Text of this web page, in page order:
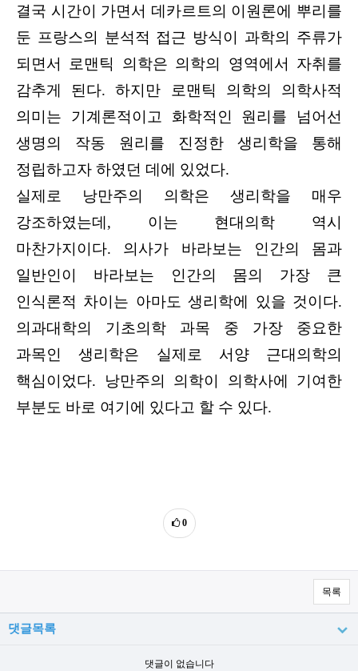
결국 시간이 가면서 데카르트의 이원론에 뿌리를
둔 프랑스의 분석적 접근 방식이 과학의 주류가
되면서 로맨틱 의학은 의학의 영역에서 자취를
감추게 된다. 하지만 로맨틱 의학의 의학사적
의미는 기계론적이고 화학적인 원리를 넘어선
생명의 작동 원리를 진정한 생리학을 통해
정립하고자 하였던 데에 있었다.
실제로 낭만주의 의학은 생리학을 매우
강조하였는데, 이는 현대의학 역시
마찬가지이다. 의사가 바라보는 인간의 몸과
일반인이 바라보는 인간의 몸의 가장 큰
인식론적 차이는 아마도 생리학에 있을 것이다.
의과대학의 기초의학 과목 중 가장 중요한
과목인 생리학은 실제로 서양 근대의학의
핵심이었다. 낭만주의 의학이 의학사에 기여한
부분도 바로 여기에 있다고 할 수 있다.
0
목록
댓글목록
댓글이 없습니다